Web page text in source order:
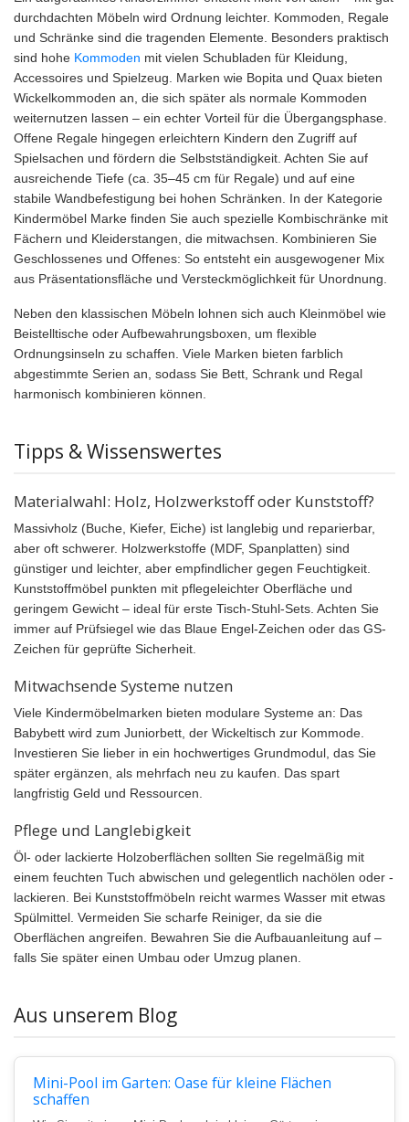
durchdachten Möbeln wird Ordnung leichter. Kommoden, Regale
und Schränke sind die tragenden Elemente. Besonders praktisch
sind hohe Kommoden mit vielen Schubladen für Kleidung,
Accessoires und Spielzeug. Marken wie Bopita und Quax bieten
Wickelkommoden an, die sich später als normale Kommoden
weiternutzen lassen – ein echter Vorteil für die Übergangsphase.
Offene Regale hingegen erleichtern Kindern den Zugriff auf
Spielsachen und fördern die Selbstständigkeit. Achten Sie auf
ausreichende Tiefe (ca. 35–45 cm für Regale) und auf eine
stabile Wandbefestigung bei hohen Schränken. In der Kategorie
Kindermöbel Marke finden Sie auch spezielle Kombischränke mit
Fächern und Kleiderstangen, die mitwachsen. Kombinieren Sie
Geschlossenes und Offenes: So entsteht ein ausgewogener Mix
aus Präsentationsfläche und Versteckmöglichkeit für Unordnung.
Neben den klassischen Möbeln lohnen sich auch Kleinmöbel wie
Beistelltische oder Aufbewahrungsboxen, um flexible
Ordnungsinseln zu schaffen. Viele Marken bieten farblich
abgestimmte Serien an, sodass Sie Bett, Schrank und Regal
harmonisch kombinieren können.
Tipps & Wissenswertes
Materialwahl: Holz, Holzwerkstoff oder Kunststoff?
Massivholz (Buche, Kiefer, Eiche) ist langlebig und reparierbar,
aber oft schwerer. Holzwerkstoffe (MDF, Spanplatten) sind
günstiger und leichter, aber empfindlicher gegen Feuchtigkeit.
Kunststoffmöbel punkten mit pflegeleichter Oberfläche und
geringem Gewicht – ideal für erste Tisch-Stuhl-Sets. Achten Sie
immer auf Prüfsiegel wie das Blaue Engel-Zeichen oder das GS-
Zeichen für geprüfte Sicherheit.
Mitwachsende Systeme nutzen
Viele Kindermöbelmarken bieten modulare Systeme an: Das
Babybett wird zum Juniorbett, der Wickeltisch zur Kommode.
Investieren Sie lieber in ein hochwertiges Grundmodul, das Sie
später ergänzen, als mehrfach neu zu kaufen. Das spart
langfristig Geld und Ressourcen.
Pflege und Langlebigkeit
Öl- oder lackierte Holzoberflächen sollten Sie regelmäßig mit
einem feuchten Tuch abwischen und gelegentlich nachölen oder -
lackieren. Bei Kunststoffmöbeln reicht warmes Wasser mit etwas
Spülmittel. Vermeiden Sie scharfe Reiniger, da sie die
Oberflächen angreifen. Bewahren Sie die Aufbauanleitung auf –
falls Sie später einen Umbau oder Umzug planen.
Aus unserem Blog
Mini-Pool im Garten: Oase für kleine Flächen
schaffen